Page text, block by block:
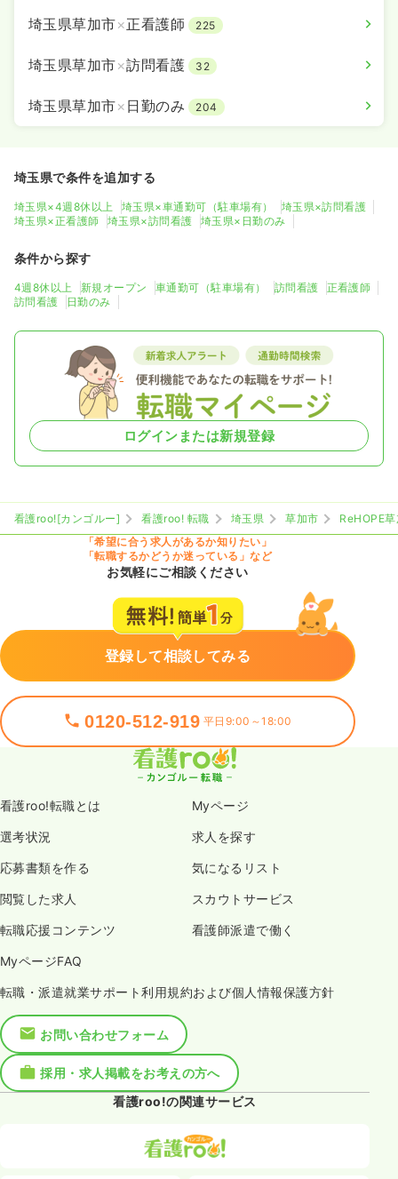
埼玉県草加市×正看護師 225
埼玉県草加市×訪問看護 32
埼玉県草加市× 日勤のみ 204
埼玉県で条件を追加する
埼玉県×4週8休以上 埼玉県×車通勤可（駐車場有）
埼玉県×訪問看護
埼玉県×正看護師
埼玉県×訪問看護 埼玉県×日勤のみ
条件から探す
4週8休以上 新規オープン 車通勤可（駐車場有） 訪問看護
正看護師
訪問看護
日勤のみ
ログインまたは新規登録
看護roo![カンゴルー] 看護roo! 転職 埼玉県 草加市
ReHOPE
「希望に合う求人があるか知りたい」
「転職するかどうか迷っている」など
お気軽にご相談ください
登録して相談してみる
0120-512-919 平日9:00～18:00
看護roo!転職とは Myページ
選考状況 求人を探す
応募書類を作る 気になるリスト
閲覧した求人 スカウトサービス
転職応援コンテンツ 看護師派遣で働く
MyページFAQ
転職・派遣就業サポート利用規約および個人情報保護方針
お問い合わせフォーム
採用・求人掲載をお考えの方へ
看護roo!の関連サービス